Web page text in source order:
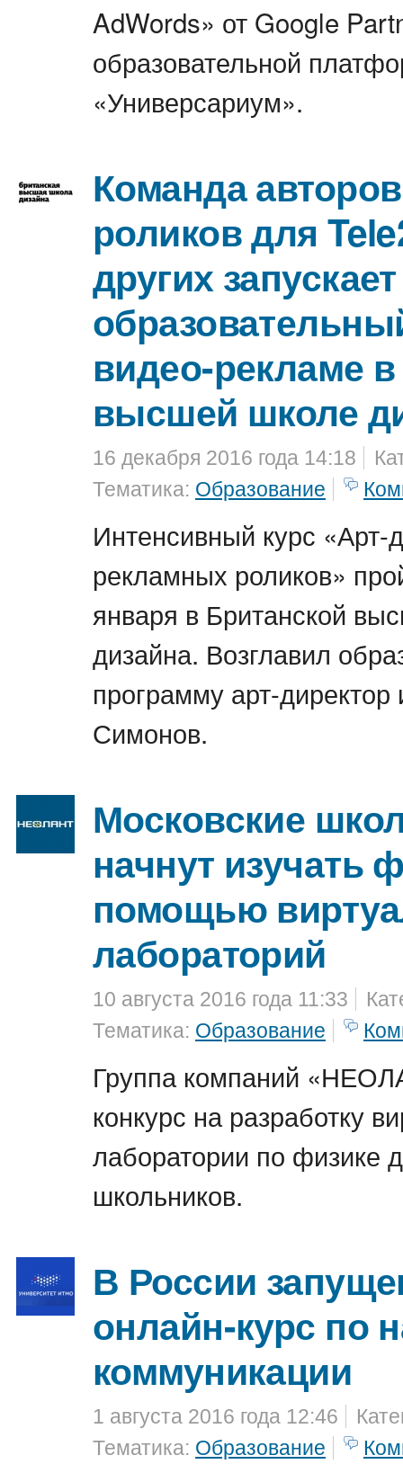
AdWords» от Google
образовательной
«Универсариум».
Команда
роликов для
других запускает
видео-рекламе
высшей школе
16 декабря 2016 года 14:18
Тематика: Образование
Интенсивный курс
рекламных роликов»
января в Британской
дизайна. Возглавил
программу арт-
Симонов.
Московские
начнут изучать
помощью
лабораторий
10 августа 2016 года 11:33
Тематика: Образование
Группа компаний
конкурс на разработку
лаборатории по физике
школьников.
В России
онлайн-курс по
коммуникации
1 августа 2016 года 12:46
Тематика: Образование